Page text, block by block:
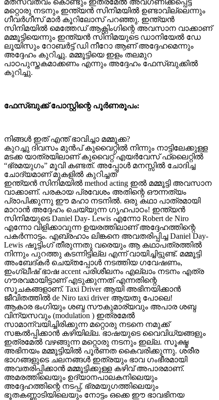
മതസ്വത്വം കൊണ്ടും ഇത്രമേല്‍ അവഗണിക്കപ്പെട്ട
മറ്റൊരു നടനും ഇന്ത്യന്‍ സിനിമയില്‍ ഉണ്ടാവില്ലെന്നും
ഗീവര്‍ഗീസ് മാര്‍ കൂറിലോസ് പറഞ്ഞു. ഇന്ത്യന്‍
സിനിമയില്‍ മെത്തേഡ് ആക്റ്റിംഗിന്റെ അവസാന വാക്കാണ്
മമ്മൂട്ടിയെന്നും ഇന്ത്യന്‍ സിനിമയുടെ ഡാനിയേല്‍ ഡേ
ലൂയിസും റോബര്‍ട്ട് ഡി നീറോ ആണ് അദ്ദേഹമെന്നും
അദ്ദേഹം കുറിച്ചു. മമ്മൂട്ടിയെ ഇളം തലമുറ
പാഠപുസ്തകമാക്കണം എന്നും അദ്ദേഹം ഫേസ്ബുക്കില്‍
കുറിച്ചു.
ഫേസ്ബുക്ക് പോസ്റ്റിന്റെ പൂർണരൂപം:
നിങ്ങൾ ഇത് എന്ത് ഭാവിച്ചാ മമ്മൂക്ക?
കുറച്ചു ദിവസം മുൻപ് കുവൈറ്റിൽ നിന്നും നാട്ടിലേക്കുള്ള
മടക്ക യാത്രയിലാണ് കുവൈറ്റ്‌ എയർവേസ് ഫ്ലൈറ്റിൽ
“ഭ്രമയുഗം” മൂവി കണ്ടത്. അപ്പോൾ മനസ്സിൽ ചോദിച്ച
ചോദ്യമാണ് മുകളിൽ കുറിച്ചത്
ഇന്ത്യൻ സിനിമയിൽ method acting ഇൽ മമ്മൂട്ടി അവസാന
വാക്കാണ്. പരകായ പ്രവേശം അതിന്റെ ഔന്നത്യം
പ്രാപിക്കുന്നു ഈ മഹാ നടനിൽ. ഒരു കഥാ പാത്രമായി
മാറാൻ അദ്ദേഹം ചെയ്യുന്ന ഗൃഹപാഠം! ഇന്ത്യൻ
സിനിമയുടെ Daniel Day- Lewis എന്നോ Robert de Niro
എന്നോ വിളിക്കാവുന്ന ഉയരത്തിലാണ് അദ്ദേഹത്തിന്റെ
പകർന്നാട്ടം. എബ്രഹാം ലിങ്കനെ അവതരിപ്പിച്ച Daniel Day-
Lewis ഷൂട്ടിംഗ് തീരുന്നതു വരെയും ആ കഥാപത്രത്തിൽ
നിന്നും പുറത്തു കടന്നിട്ടില്ല എന്ന് വായിച്ചിട്ടുണ്ട്. മമ്മൂട്ടി
അംബേദ്കർ ചെയ്തപ്പോൾ നടത്തിയ ഗവേഷണം,
ഇംഗ്ലീഷ് ഭാഷ accent പരിശീലനം എല്ലാം നടനം എത്ര
ഗൗരവമായിട്ടാണ് എടുക്കുന്നത് എന്നതിന്റെ
സൂചകങ്ങളാണ്. Taxi Driver ആയി അഭിനയിക്കാൻ
ജീവിതത്തിൽ de Niro taxi driver ആയതു പോലെ!
ആകാര ഭംഗിയും ശബ്ദ സൗകുമാര്യവും അപാര ശബ്ദ
വിന്യസവും (modulation ) ഇത്രമേൽ
സാമാന്വയിച്ചിരിക്കുന്ന മറ്റൊരു നടനെ നമുക്ക്
സങ്കൽപ്പിക്കാൻ കഴിയില്ല. ഭാഷയുടെ വൈവിധ്യങ്ങളും
ഇത്രമേൽ വഴങ്ങുന്ന മറ്റൊരു നടനും ഇല്ല. സൂക്ഷ്മ
അഭിനയം മമ്മൂട്ടിയിൽ പൂർണത കൈവരിക്കുന്നു. ശരീര
ഭാഗങ്ങളുടെ ചലനങ്ങൾ ഇത്രയും ഭാവ ഗംഭീരമായി
അവതരിപ്പിക്കാൻ മമ്മൂട്ടിക്കുള്ള കഴിവ് അപാരമാണ്.
അമരത്തിലെയും ഉദ്യാനപാലകനിലെയും
അദ്ദേഹത്തിന്റെ നടപ്പ്, ഭ്രമയുഗത്തിലെയും
ഭൂതകണ്ണാടിയിലെയും നോട്ടം ഒക്കെ ഈ ഭാവഭിനയ